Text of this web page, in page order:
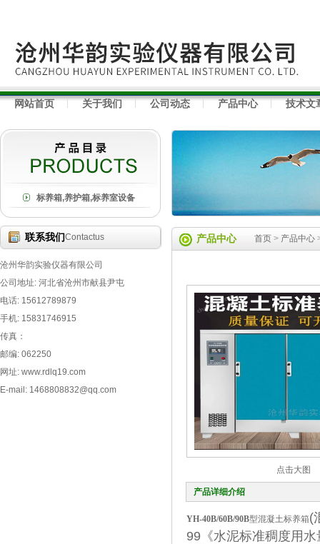
网站首页 关于我们 公司动态 产品中心 技术文
标养箱,养护箱,标养室设备
联系我们Contactus
沧州华韵实验仪器有限公司
公司地址: 河北省沧州市献县尹屯
电话: 15612789879
手机: 15831746915
传真：
邮编: 062250
网址: www.rdlq19.com
E-mail: 1468808832@qq.com
产品中心 首页 > 产品中心
点击大图
产品详细介绍
YH-40B/60B/90B型混凝土标养箱(
99《水泥标准稠度用